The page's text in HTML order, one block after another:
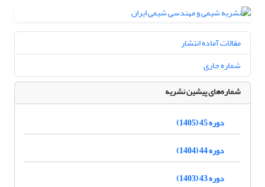
مقالات آماده انتشار
شماره جاری
شماره‌های پیشین نشریه
دوره 45 (1405)
دوره 44 (1404)
دوره 43 (1403)